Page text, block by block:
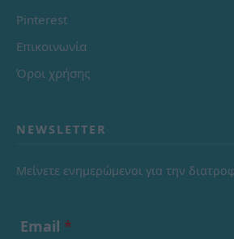
Pinterest
Επικοινωνία
Όροι χρήσης
NEWSLETTER
Μείνετε ενημερώμενοι για την
Email *